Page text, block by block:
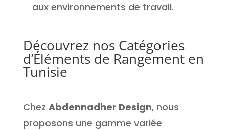
aux environnements de travail.
Découvrez nos Catégories
d’Éléments de Rangement en
Tunisie
Chez Abdennadher Design, nous
proposons une gamme variée